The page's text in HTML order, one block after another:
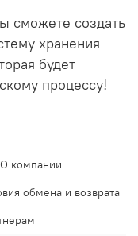
сможете создать
хранения
будет
процессу!
О компании
обмена и возврата